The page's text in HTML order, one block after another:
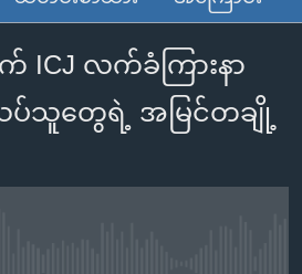
လွန်
ICJ လက်ခံကြားနာ
ပ်သူတွေရဲ့ အမြင်တချို့